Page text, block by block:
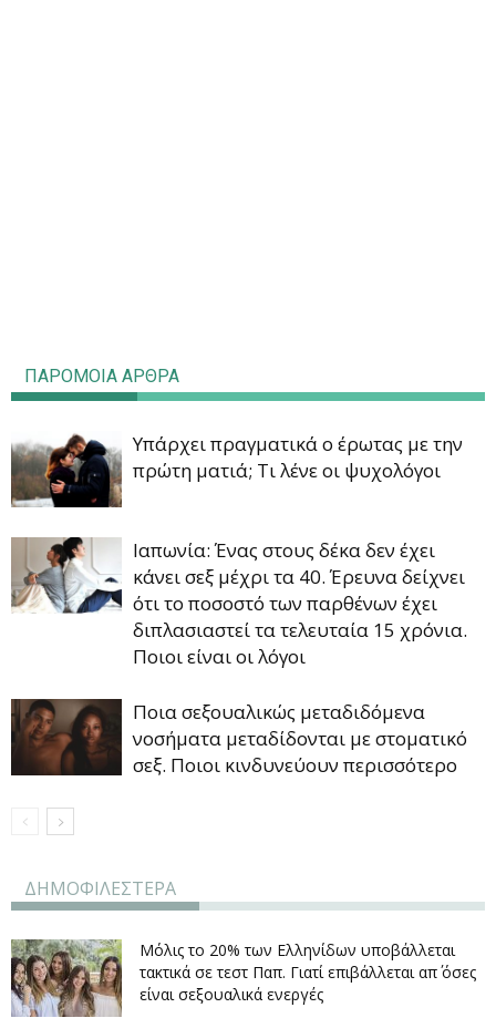
ΠΑΡΟΜΟΙΑ ΑΡΘΡΑ
Υπάρχει πραγματικά ο έρωτας με την
πρώτη ματιά; Τι λένε οι ψυχολόγοι
Ιαπωνία: Ένας στους δέκα δεν έχει
κάνει σεξ μέχρι τα 40. Έρευνα δείχνει
ότι το ποσοστό των παρθένων έχει
διπλασιαστεί τα τελευταία 15 χρόνια.
Ποιοι είναι οι λόγοι
Ποια σεξουαλικώς μεταδιδόμενα
νοσήματα μεταδίδονται με στοματικό
σεξ. Ποιοι κινδυνεύουν περισσότερο
ΔΗΜΟΦΙΛΕΣΤΕΡΑ
Μόλις το 20% των Ελληνίδων υποβάλλεται
τακτικά σε τεστ Παπ. Γιατί επιβάλλεται απ΄ όσες
είναι σεξουαλικά ενεργές